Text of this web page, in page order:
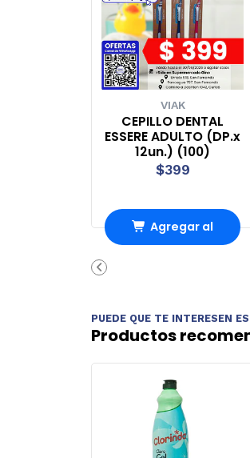
VIAK
CEPILLO DENTAL
ESSERE ADULTO (DP.x
12un.) (100)
$399
Agregar al
PUEDE QUE TE INTERESEN
Productos